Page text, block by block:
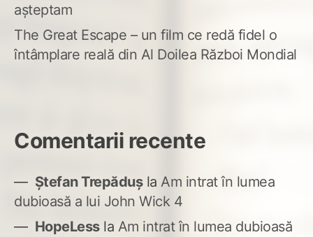
așteptam
The Great Escape – un film ce redă fidel o
întâmplare reală din Al Doilea Război Mondial
Comentarii recente
Ștefan Trepădușla Am intrat în lumea
dubioasă a lui John Wick 4
HopeLessla Am intrat în lumea dubioasă